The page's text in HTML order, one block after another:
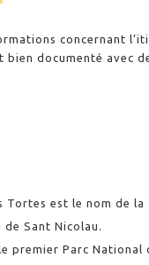
concernant
documenté avec
Tortes est le nom de
de Sant Nicolau.
premier Parc National